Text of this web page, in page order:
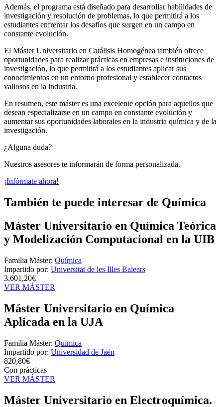
Además, el programa está diseñado para desarrollar habilidades de
investigación y resolución de problemas, lo que permitirá a los
estudiantes enfrentar los desafíos que surgen en un campo en
constante evolución.
El Máster Universitario en Catálisis Homogénea también ofrece
oportunidades para realizar prácticas en empresas e instituciones de
investigación, lo que permitirá a los estudiantes aplicar sus
conocimientos en un entorno profesional y establecer contactos
valiosos en la industria.
En resumen, este máster es una excelente opción para aquellos que
desean especializarse en un campo en constante evolución y
aumentar sus oportunidades laborales en la industria química y de la
investigación.
¿Alguna duda?
Nuestros asesores te informarán de forma personalizada.
¡Infórmate ahora!
También te puede interesar de Química
Máster Universitario en Química Teórica
y Modelización Computacional en la UIB
Familia Máster: Química
Impartido por: Universitat de les Illes Balears
3.601,20€
VER MÁSTER
Máster Universitario en Química
Aplicada en la UJA
Familia Máster: Química
Impartido por: Universidad de Jaén
820,80€
Con prácticas
VER MÁSTER
Máster Universitario en Electroquímica.